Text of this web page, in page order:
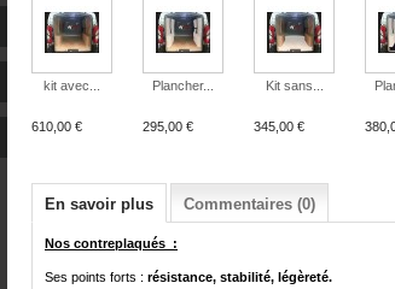
kit avec...
610,00 €
Plancher...
295,00 €
Kit sans...
345,00 €
En savoir plus Commentaires (0)
Nos contreplaqués :
Ses points forts : résistance, stabilité, légèreté.